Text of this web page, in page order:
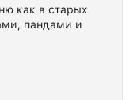
как в старых
пандами и